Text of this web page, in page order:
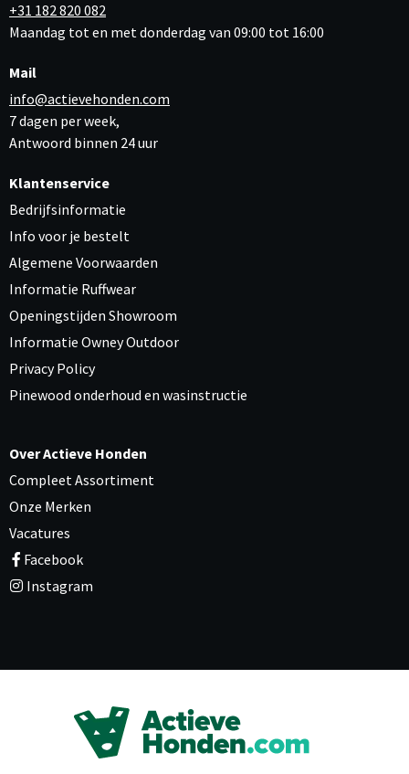
+31 182 820 082
Maandag tot en met donderdag van 09:00 tot 16:00
Mail
info@actievehonden.com
7 dagen per week,
Antwoord binnen 24 uur
Klantenservice
Bedrijfsinformatie
Info voor je bestelt
Algemene Voorwaarden
Informatie Ruffwear
Openingstijden Showroom
Informatie Owney Outdoor
Privacy Policy
Pinewood onderhoud en wasinstructie
Over Actieve Honden
Compleet Assortiment
Onze Merken
Vacatures
Facebook
Instagram